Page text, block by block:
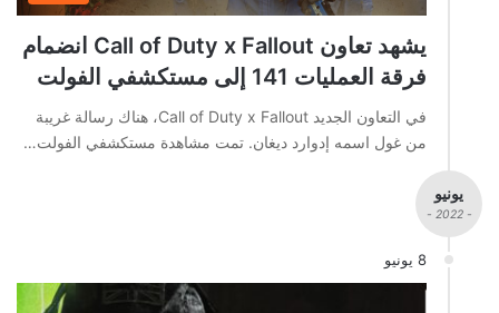
يشهد تعاون Call of Duty x Fallout انضمام
فرقة العمليات 141 إلى مستكشفي الفولت
في التعاون الجديد Call of Duty x Fallout، هناك رسالة غريبة
من غول اسمه إدوارد ديغان. تمت مشاهدة مستكشفي الفولت…
يونيو
- 2022 -
8 يونيو